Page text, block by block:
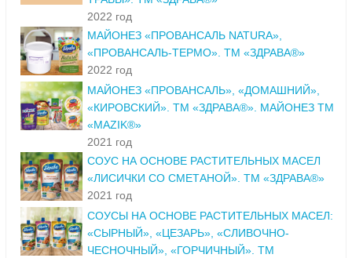
2022 год
МАЙОНЕЗ «ПРОВАНСАЛЬ NATURA»,
«ПРОВАНСАЛЬ-ТЕРМО». ТМ «ЗДРАВА®»
2022 год
МАЙОНЕЗ «ПРОВАНСАЛЬ», «ДОМАШНИЙ»,
«КИРОВСКИЙ». ТМ «ЗДРАВА®». МАЙОНЕЗ ТМ
«MAZIK®»
2021 год
СОУС НА ОСНОВЕ РАСТИТЕЛЬНЫХ МАСЕЛ
«ЛИСИЧКИ СО СМЕТАНОЙ». ТМ «ЗДРАВА®»
2021 год
СОУСЫ НА ОСНОВЕ РАСТИТЕЛЬНЫХ МАСЕЛ:
«СЫРНЫЙ», «ЦЕЗАРЬ», «СЛИВОЧНО-
ЧЕСНОЧНЫЙ», «ГОРЧИЧНЫЙ». ТМ